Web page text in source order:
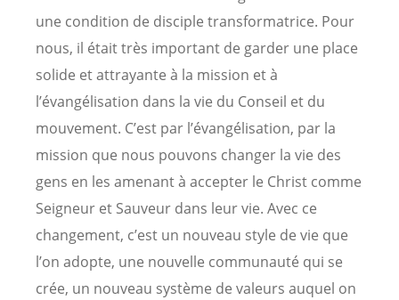
une condition de disciple transformatrice. Pour
nous, il était très important de garder une place
solide et attrayante à la mission et à
l’évangélisation dans la vie du Conseil et du
mouvement. C’est par l’évangélisation, par la
mission que nous pouvons changer la vie des
gens en les amenant à accepter le Christ comme
Seigneur et Sauveur dans leur vie. Avec ce
changement, c’est un nouveau style de vie que
l’on adopte, une nouvelle communauté qui se
crée, un nouveau système de valeurs auquel on